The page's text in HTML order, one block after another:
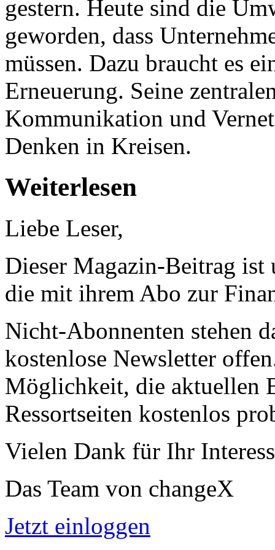
gestern. Heute sind die
geworden, dass
müssen. Dazu braucht es
Erneuerung. Seine
Kommunikation und
Denken in Kreisen.
Weiterlesen
Liebe Leser,
Dieser Magazin-Beitrag ist
die mit ihrem Abo zur
Nicht-Abonnenten stehen
kostenlose Newsletter
Möglichkeit, die aktuellen
Ressortseiten kostenlos
Vielen Dank für Ihr
Das Team von changeX
Jetzt einloggen